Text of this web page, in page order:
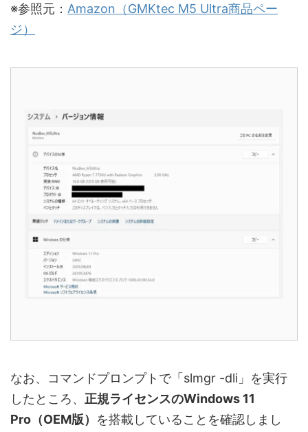
※参照元： Amazon（GMKtec M5 Ultra商品ペー
ジ）
なお、コマンドプロンプトで「slmgr -dli」を実行
したところ、 正規ライセンスのWindows 11
Pro（OEM版） を搭載していることを確認しまし